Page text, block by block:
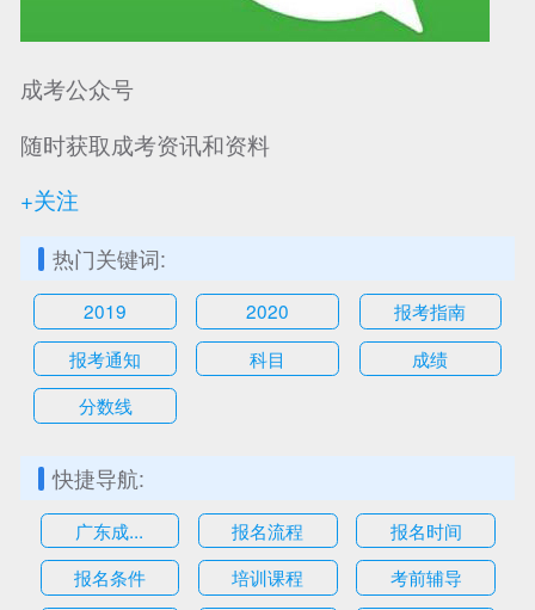
成考公众号
随时获取成考资讯和资料
+关注
热门关键词:
2019 2020
报考指南
报考通知
科目
成绩
分数线
快捷导航:
广东成... 报名流程
报名时间
报名条件
培训课程
考前辅导